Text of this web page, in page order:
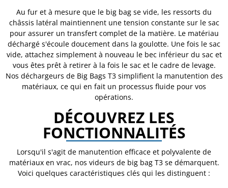
Au fur et à mesure que le big bag se vide, les ressorts du
châssis latéral maintiennent une tension constante sur le sac
pour assurer un transfert complet de la matière. Le matériau
déchargé s'écoule doucement dans la goulotte. Une fois le sac
vide, attachez simplement à nouveau le bec inférieur du sac et
vous êtes prêt à retirer à la fois le sac et le cadre de levage.
Nos déchargeurs de Big Bags T3 simplifient la manutention des
matériaux, ce qui en fait un processus fluide pour vos
opérations.
DÉCOUVREZ LES
FONCTIONNALITÉS
Lorsqu'il s'agit de manutention efficace et polyvalente de
matériaux en vrac, nos videurs de big bag T3 se démarquent.
Voici quelques caractéristiques clés qui les distinguent :